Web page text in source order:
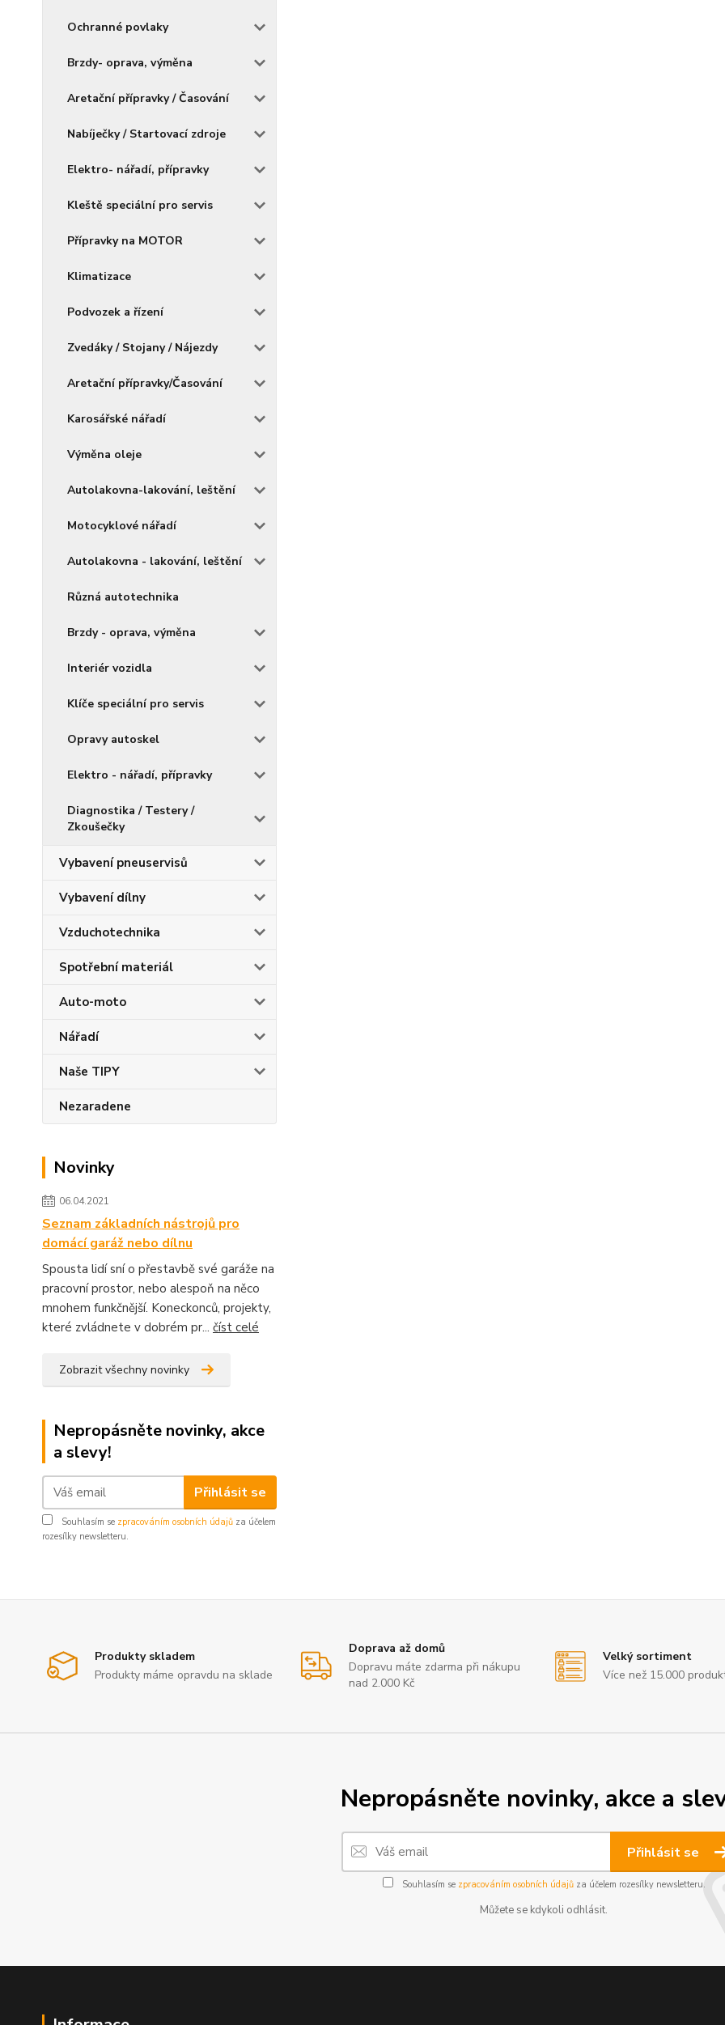
Ochranné povlaky
Brzdy- oprava, výměna
Aretační přípravky / Časování
Nabíječky / Startovací zdroje
Elektro- nářadí, přípravky
Kleště speciální pro servis
Přípravky na MOTOR
Klimatizace
Podvozek a řízení
Zvedáky / Stojany / Nájezdy
Aretační přípravky/Časování
Karosářské nářadí
Výměna oleje
Autolakovna-lakování, leštění
Motocyklové nářadí
Autolakovna - lakování, leštění
Různá autotechnika
Brzdy - oprava, výměna
Interiér vozidla
Klíče speciální pro servis
Opravy autoskel
Elektro - nářadí, přípravky
Diagnostika / Testery /
Zkoušečky
Vybavení pneuservisů
Vybavení dílny
Vzduchotechnika
Spotřební materiál
Auto-moto
Nářadí
Naše TIPY
Nezaradene
Novinky
06.04.2021
Seznam základních nástrojů pro
domácí garáž nebo dílnu
Spousta lidí sní o přestavbě své garáže na
pracovní prostor, nebo alespoň na něco
mnohem funkčnější. Koneckonců, projekty,
které zvládnete v dobrém pr... číst celé
Zobrazit všechny novinky
Nepropásněte novinky, akce
a slevy!
Přihlásit se
Souhlasím se zpracováním osobních údajů za účelem
rozesílky newsletteru.
Produkty skladem
Produkty máme opravdu na sklade
Doprava až domů
Dopravu máte zdarma při nákupu
nad 2.000 Kč
Velký sortiment
Více než 15.000
Nepropásněte novinky, akce a
Přihlásit se
Souhlasím se zpracováním osobních údajůza účelem rozesílky newsletteru.
Můžete se kdykoli odhlásit.